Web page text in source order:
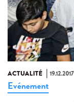
ACTUALITÉ 19.12.2017
Evénement